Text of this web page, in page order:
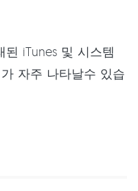
된 iTunes 및 시스템
자주 나타날수 있습